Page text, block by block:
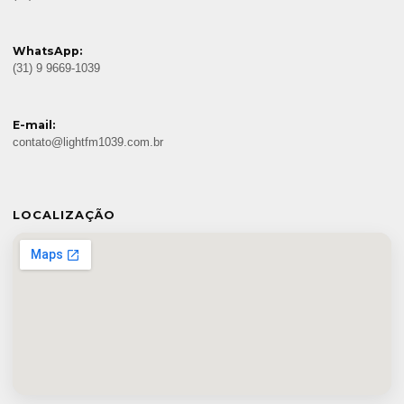
WhatsApp:
(31) 9 9669-1039
E-mail:
contato@lightfm1039.com.br
LOCALIZAÇÃO